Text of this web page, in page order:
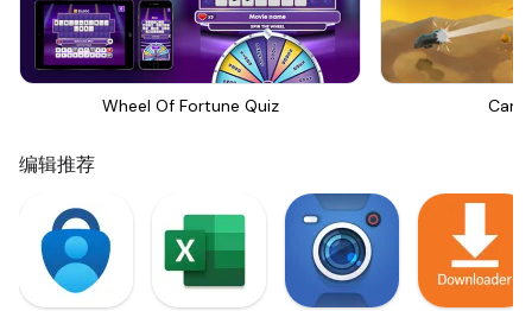
Wheel Of Fortune Quiz
编辑推荐